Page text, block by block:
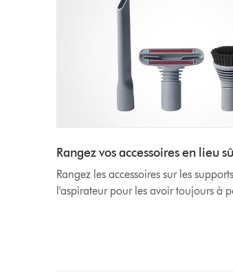
Rangez vos accessoires en lieu
Rangez les accessoires sur les
l'aspirateur pour les avoir toujours à